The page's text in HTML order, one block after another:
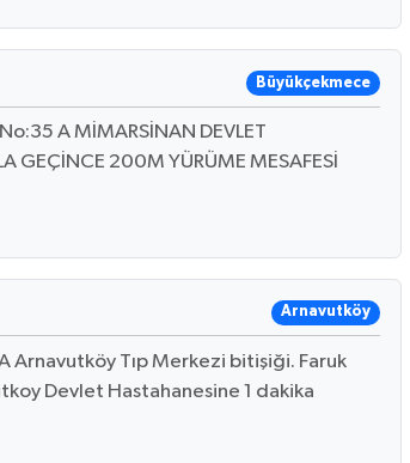
Büyükçekmece
A MİMARSİNAN DEVLET
GEÇİNCE 200M YÜRÜME MESAFESİ
Arnavutköy
Arnavutköy Tıp Merkezi bitişiği. Faruk
Devlet Hastahanesine 1 dakika